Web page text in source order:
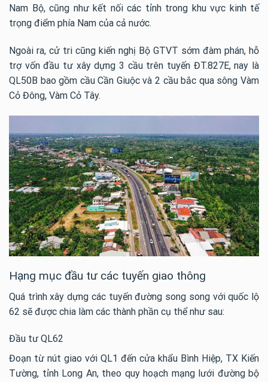
Nam Bộ, cũng như kết nối các tỉnh trong khu vực kinh tế
trọng điểm phía Nam của cả nước.
Ngoài ra, cử tri cũng kiến nghị Bộ GTVT sớm đàm phán, hỗ
trợ vốn đầu tư xây dựng 3 cầu trên tuyến ĐT.827E, nay là
QL50B bao gồm cầu Cần Giuộc và 2 cầu bắc qua sông Vàm
Cỏ Đông, Vàm Cỏ Tây.
Hạng mục đầu tư các tuyến giao thông
Quá trình xây dựng các tuyến đường song song với quốc lộ
62 sẽ được chia làm các thành phần cụ thể như sau:
Đầu tư QL62
Đoạn từ nút giao với QL1 đến cửa khẩu Bình Hiệp, TX Kiến
Tường, tỉnh Long An, theo quy hoạch mạng lưới đường bộ